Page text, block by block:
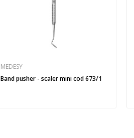
MEDESY
Band pusher - scaler mini cod 673/1